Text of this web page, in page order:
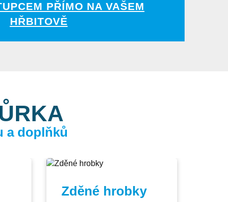
PŘÍMO NA VAŠEM
HŘBITOVĚ
a doplňků
Zděné hrobky